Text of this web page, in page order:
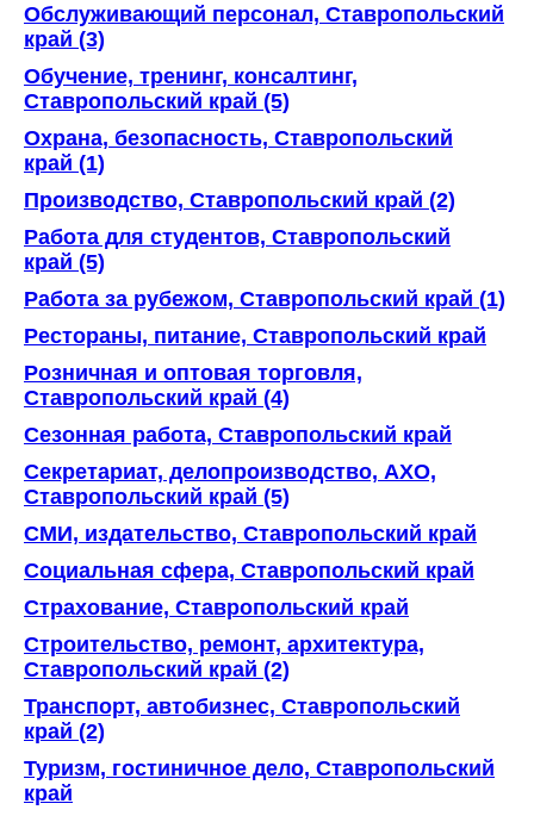
Обслуживающий персонал, Ставропольский
край (3)
Обучение, тренинг, консалтинг,
Ставропольский край (5)
Охрана, безопасность, Ставропольский
край (1)
Производство, Ставропольский край (2)
Работа для студентов, Ставропольский
край (5)
Работа за рубежом, Ставропольский край (1)
Рестораны, питание, Ставропольский край
Розничная и оптовая торговля,
Ставропольский край (4)
Сезонная работа, Ставропольский край
Секретариат, делопроизводство, АХО,
Ставропольский край (5)
СМИ, издательство, Ставропольский край
Социальная сфера, Ставропольский край
Страхование, Ставропольский край
Строительство, ремонт, архитектура,
Ставропольский край (2)
Транспорт, автобизнес, Ставропольский
край (2)
Туризм, гостиничное дело, Ставропольский
край